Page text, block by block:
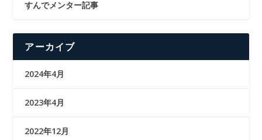
すんでメンター記事
アーカイブ
2024年4月
2023年4月
2022年12月